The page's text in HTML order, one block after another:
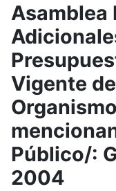
Asamblea
Vigente
Público/:
2004